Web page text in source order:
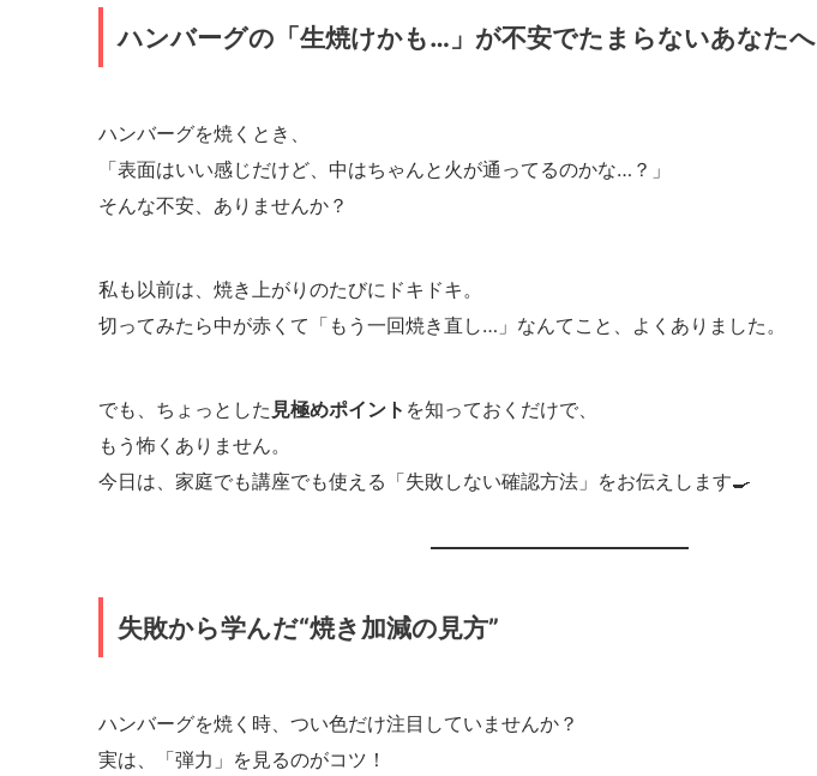
ハンバーグの「生焼けかも…」が不安でたまらないあなたへ
ハンバーグを焼くとき、
「表面はいい感じだけど、中はちゃんと火が通ってるのかな…？」
そんな不安、ありませんか？
私も以前は、焼き上がりのたびにドキドキ。
切ってみたら中が赤くて「もう一回焼き直し…」なんてこと、よくありました。
でも、ちょっとした 見極めポイント を知っておくだけで、
もう怖くありません。
今日は、家庭でも講座でも使える「失敗しない確認方法」をお伝えします🍳
失敗から学んだ“焼き加減の見方”
ハンバーグを焼く時、つい色だけ注目していませんか？
実は、「弾力」を見るのがコツ！